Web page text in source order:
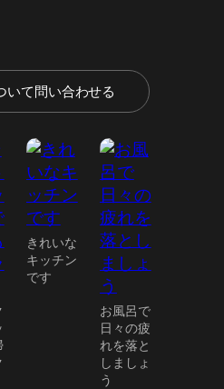
いて問い合わせる
きれいな
キッチン
です
お風呂で
日々の疲
れを落と
しましょ
う